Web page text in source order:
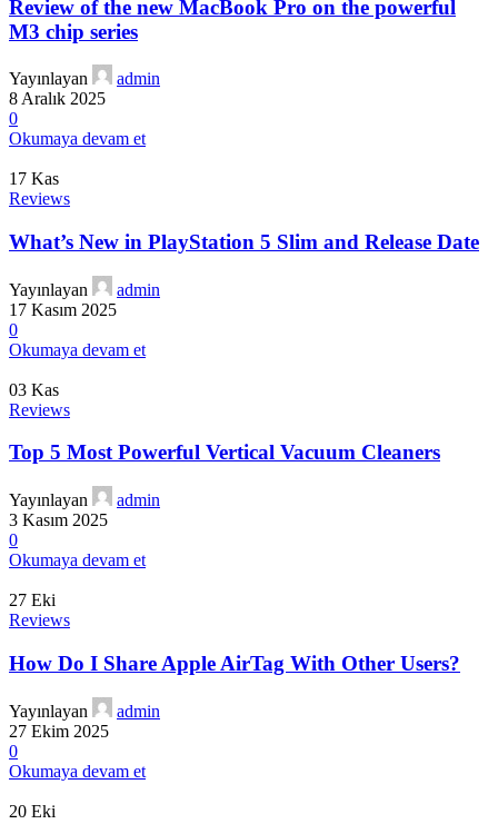
Review of the new MacBook Pro on the powerful
M3 chip series
Yayınlayan
admin
8 Aralık 2025
0
Okumaya devam et
17 Kas
Reviews
What’s New in PlayStation 5 Slim and Release Date
Yayınlayan
admin
17 Kasım 2025
0
Okumaya devam et
03 Kas
Reviews
Top 5 Most Powerful Vertical Vacuum Cleaners
Yayınlayan
admin
3 Kasım 2025
0
Okumaya devam et
27 Eki
Reviews
How Do I Share Apple AirTag With Other Users?
Yayınlayan
admin
27 Ekim 2025
0
Okumaya devam et
20 Eki